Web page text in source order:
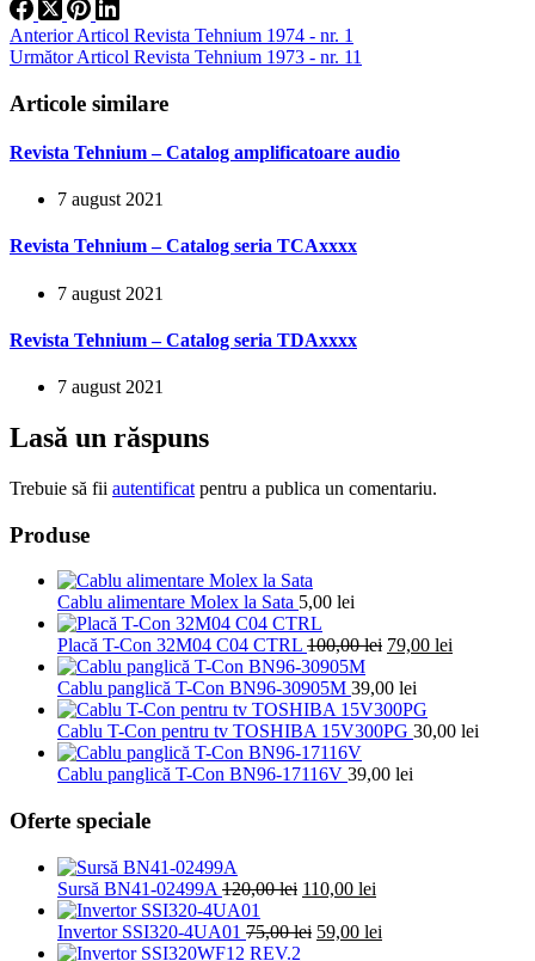
AnteriorArticol Revista Tehnium 1974 - nr. 1
UrmătorArticol Revista Tehnium 1973 - nr. 11
Articole similare
Revista Tehnium – Catalog amplificatoare audio
7 august 2021
Revista Tehnium – Catalog seria TCAxxxx
7 august 2021
Revista Tehnium – Catalog seria TDAxxxx
7 august 2021
Lasă un răspuns
Trebuie să fii autentificat pentru a publica un comentariu.
Produse
Cablu alimentare Molex la Sata 5,00 lei
Placă T-Con 32M04 C04 CTRL 100,00lei Prețul
a
fost:
100,00 lei.
79,00 lei
Cablu panglică T-Con BN96-30905M 39,00 lei
Cablu T-Con pentru tv TOSHIBA 15V300PG 30,00 lei
Cablu panglică T-Con BN96-17116V 39,00 lei
Oferte speciale
Sursă BN41-02499A 120,00lei Prețul
a
110,00 lei
este:
Invertor SSI320-4UA01 75,00lei Prețul
59,00 lei